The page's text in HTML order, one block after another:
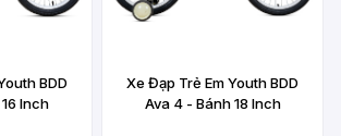
BDD
Inch
Xe Đạp Trẻ Em Youth BDD
Ava 4 - Bánh 18 Inch